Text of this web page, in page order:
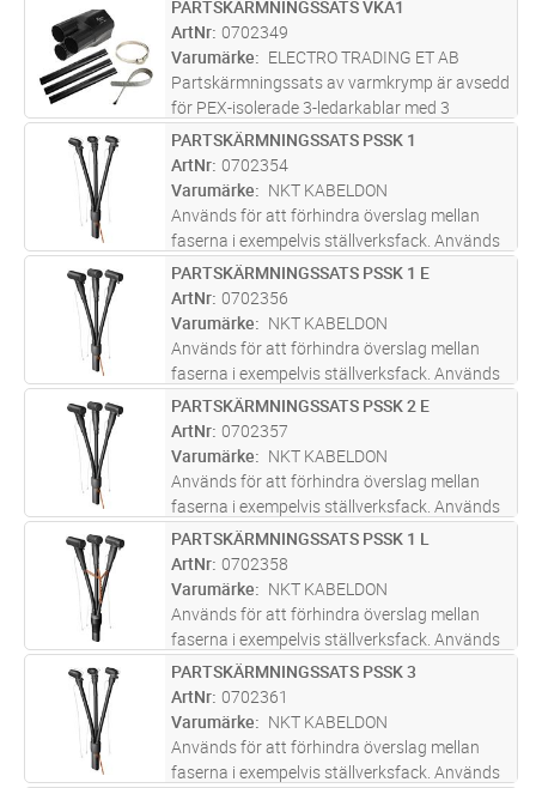
m.m. Skyddar friledningen närmast isolatorn
från att kortslutas.
ST Lägg i kundvagn
PARTSKÄRMNINGSSATS VKA1
ArtNr 0702349
Varumärke
ELECTRO TRADING ET AB
Partskärmningssats av varmkrymp är avsedd
för PEX-isolerade 3-ledarkablar med 3
jordledare samt flertrådiga koppartrådar och
för montering både inom och utomhus. För 12
kV 16-95 mm², 24 kV 16-95 mm².
ST Lägg i kundvagn
PARTSKÄRMNINGSSATS PSSK 1
ArtNr 0702354
Varumärke
NKT KABELDON
Används för att förhindra överslag mellan
faserna i exempelvis ställverksfack. Används
tillsammans med skärmad anslutning CSE-A,
isolerad anslutning KAP eller kabelavslutning
SOT. En kopparfläta mont...läs mer
ST Lägg i kundvagn
PARTSKÄRMNINGSSATS PSSK 1 E
ArtNr 0702356
Varumärke
NKT KABELDON
Används för att förhindra överslag mellan
faserna i exempelvis ställverksfack. Används
tillsammans med skärmad anslutning CSE-A,
isolerad anslutning KAP eller kabelavslutning
SOT. En kopparfläta mont...läs mer
ST Lägg i kundvagn
PARTSKÄRMNINGSSATS PSSK 2 E
ArtNr 0702357
Varumärke
NKT KABELDON
Används för att förhindra överslag mellan
faserna i exempelvis ställverksfack. Används
tillsammans med skärmad anslutning CSE-A,
isolerad anslutning KAP eller kabelavslutning
SOT. En kopparfläta mont...läs mer
ST Lägg i kundvagn
PARTSKÄRMNINGSSATS PSSK 1 L
ArtNr 0702358
Varumärke
NKT KABELDON
Används för att förhindra överslag mellan
faserna i exempelvis ställverksfack. Används
tillsammans med skärmad anslutning CSE-A,
isolerad anslutning KAP eller kabelavslutning
SOT. PSST 150 är en förl...läs mer
ST Lägg i kundvagn
PARTSKÄRMNINGSSATS PSSK 3
ArtNr 0702361
Varumärke
NKT KABELDON
Används för att förhindra överslag mellan
faserna i exempelvis ställverksfack. Används